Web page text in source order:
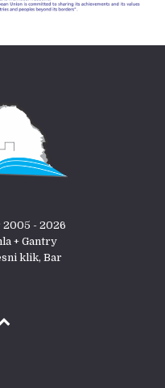
- 2026
+ Gantry
klik, Bar